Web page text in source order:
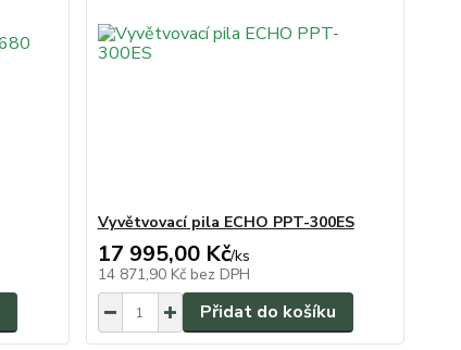
Vyvětvovací pila ECHO PPT-300ES
17 995,00 Kč/ks
14 871,90 Kč bez DPH
Přidat do košíku